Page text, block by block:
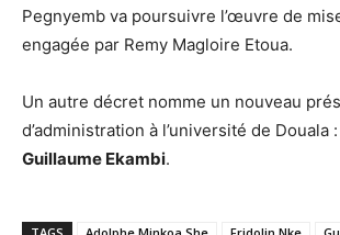
Pegnyemb va poursuivre l’œuvre de
engagée par Remy Magloire Etoua.
Un autre décret nomme un nouveau
d’administration à l’université de Douala :
Guillaume Ekambi.